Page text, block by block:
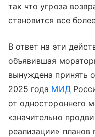
так что угроза
становится все
В ответ на эти
объявившая
вынуждена принять
2025 года МИД
от одностороннего
«значительно
реализации»